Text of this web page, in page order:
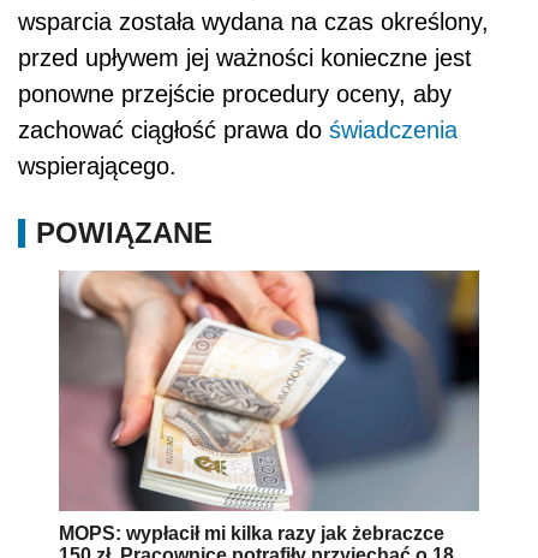
wsparcia została wydana na czas określony,
przed upływem jej ważności konieczne jest
ponowne przejście procedury oceny, aby
zachować ciągłość prawa do świadczenia
wspierającego.
POWIĄZANE
MOPS: wypłacił mi kilka razy jak żebraczce